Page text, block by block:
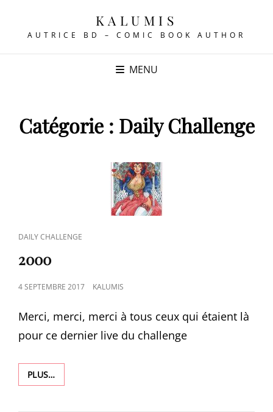
KALUMIS
AUTRICE BD – COMIC BOOK AUTHOR
MENU
Catégorie : Daily Challenge
CAT
DAILY CHALLENGE
2000
POSTED
4 SEPTEMBRE 2017 KALUMIS
Merci, merci, merci à tous ceux qui étaient là
pour ce dernier live du challenge
PLUS…2000